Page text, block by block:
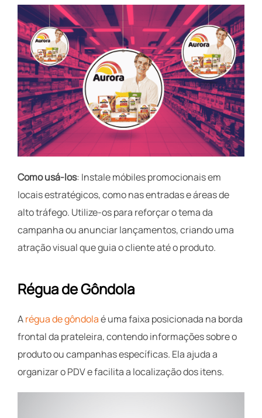
Como usá-los: Instale móbiles promocionais em
locais estratégicos, como nas entradas e áreas de
alto tráfego. Utilize-os para reforçar o tema da
campanha ou anunciar lançamentos, criando uma
atração visual que guia o cliente até o produto.
Régua de Gôndola
Arégua de gôndolaé uma faixa posicionada na borda
frontal da prateleira, contendo informações sobre o
produto ou campanhas específicas. Ela ajuda a
organizar o PDV e facilita a localização dos itens.